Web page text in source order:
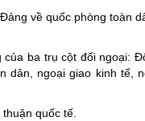
về quốc phòng toàn
ba trụ cột đối ngoại:
ngoại giao kinh tế,
quốc tế.